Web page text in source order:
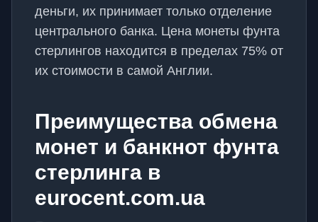
деньги, их принимает только отделение
центрального банка. Цена монеты фунта
стерлингов находится в пределах 75% от
их стоимости в самой Англии.
Преимущества обмена
монет и банкнот фунта
стерлинга в
eurocent.com.ua